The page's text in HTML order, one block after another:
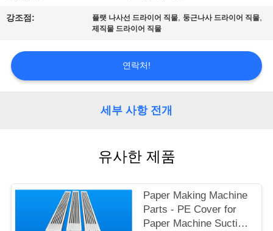
여
품
연
강조점: 플랫 나사선 드라이어 직물, 둥근나사 드라이어 직물,
제직물 드라이어 직물
연락처!
세부 사항 전개
유사한 제품
Paper Making Machine
Parts - PE Cover for
Paper Machine Suction